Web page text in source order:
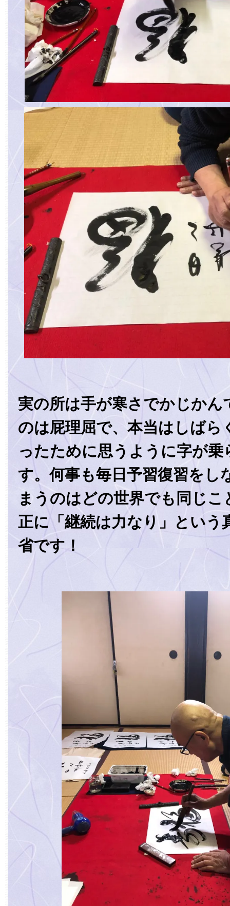
実の所は手が寒さでかじかん
のは屁理屈で、本当はしばら
ったために思うように字が
す。何事も毎日予習復習をし
まうのはどの世界でも同じ
正に「継続は力なり」という
省です！